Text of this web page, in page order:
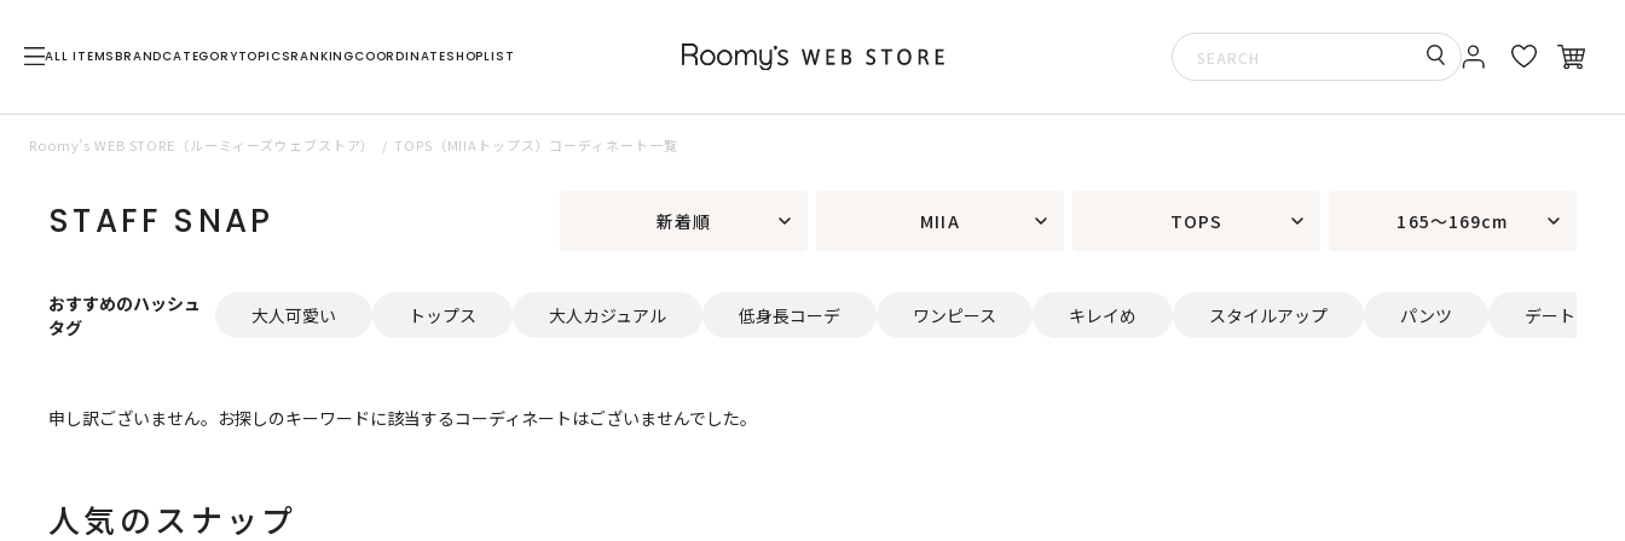
ALL ITEMSBRANDCATEGORYTOPICSRANKINGCOORDINATESHOPLIST
Roomy’s WEB STORE（ルーミィーズウェブストア） TOPS（MIIAトップス）コーディネート一覧
STAFF SNAP 新着順 MIIA TOPS 165～169cm
おすすめのハッシュ
タグ
大人可愛い トップス 大人カジュアル 低身長コーデ ワンピース キレイめ スタイルアップ パンツ デート
申し訳ございません。お探しのキーワードに該当するコーディネートはございませんでした。
人気のスナップ